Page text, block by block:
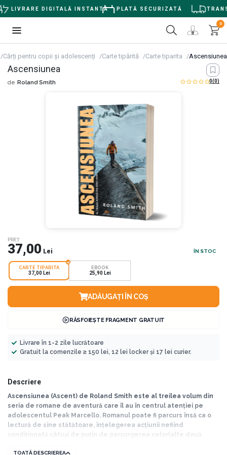
LIVRARE DIGITALĂ INSTANTĂ PLATĂ SECURIZATĂ
0
Cărți pentru copii și adolescenți Carte tipărită Carte tiparita Ascensiunea
Ascensiunea
de Roland Smith 0(0)
PREȚ
37,00 Lei ÎN STOC
CARTE TIPARITA
37,00 Lei
EBOOK
25,90 Lei
ADĂUGAȚI ÎN COȘ
RĂSFOIEȘTE FRAGMENT GRATUIT
Livrare în 1-2 zile lucrătoare
Gratuit la comenzile ≥ 150 lei, 12 lei locker și 17 lei curier.
Descriere
Ascensiunea (Ascent) de Roland Smith este al treilea volum din
seria de romane de aventură care îl au în centrul atenției pe
adolescentul Peak Marcello. Romanul poate fi parcurs însă ca o
lectură de sine stătătoare, înțelegerea acțiunii nefiind
condiționată câtuși de puțin de parcurgerea celorlalte două
TOATĂ DESCRIEREA